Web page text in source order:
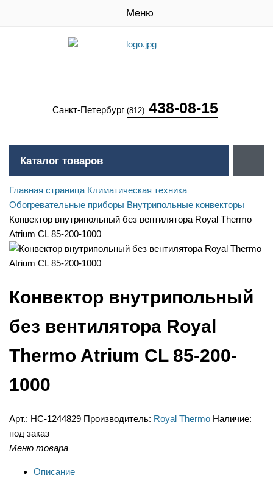
Меню
Санкт-Петербург (812) 438-08-15
Каталог товаров
Главная страница Климатическая техника
Обогревательные приборы Внутрипольные конвекторы
Конвектор внутрипольный без вентилятора Royal Thermo
Atrium CL 85-200-1000
Конвектор внутрипольный
без вентилятора Royal
Thermo Atrium CL 85-200-
1000
Арт.: НС-1244829 Производитель: Royal Thermo Наличие:
под заказ
Меню товара
Описание